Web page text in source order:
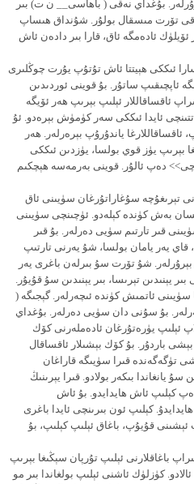
بۇغداي نەقى ( باھاسى__ ن ت) بىر
تۆرت مىسقال بولۇر. شۇنداق ھىساپ
ئادەمگە ئاق، قارا بىر دادەن ئاش
ئىككى ھېيتتا ئاش تۇتۇپ يۇرت چوڭلىرى
ئاپچىقىپ ساتۇر. بۇ قوينى ئوردىدىن
ئاقساقاللار ئېلىپ بېرىپ ھەر ئۆيگە
ئايدا ئىككى سەر كۈمۈش بېرەدو. ئۇ
ياندۇرۇپ بېرەرلەر. ھەر
بېرىپ يۈز قوي بولسا، يۈزدىن ئىككى
دەپ ئالۇر. قوينى بەرمەسە ھېچكىم
تېرىغۇچە سۇغاراتۇرغان سۈيىنى ئاق
بەش كۈندە كېلەدو. ئۈچىنچى سۈيىنى
قىر تارتىم سۈيى دەرلەر. بۇ قىر
يەر يامان بولسا، شۇ يەرنى تارتىپ
شۇ تۆرت سۇ بىرلەن باغرى يەر
يېنىدىن تېرىسا، بىر يېنىدىن سۇ قۇيۇر.
سۈيىنى ئاتمىش كۈندە ئىچەرلەر. گېجىگە (
بۇ سۇنى دان سۈيى دەرلەر. بۇغداي
ئېلىپ يۈرەتۇرغان ئادەملەرنى كۆك
باردۇر. بۇ كۆك بېشىلار ئاقساقال
تۈگەگەندە قىرا سۈيىگە قاراغان
يانغاندا بىكەر بولادو. قىرا يېرىنىڭ
كېلىپ ئاش ھايدايدو. بۇ ئاش
كېلىپ ئون بىرىنچى ئايدا باغرى
ئېشىنى قۇيۇپ، باغاق ئېلىپ كېلىپ، بۇ
باغاقلارنى ئېلىپ تۇرپان سېڭىغا بېرىپ
كۈزلۈك ئاشنى ئېلىپ بولغاندا بىر مو